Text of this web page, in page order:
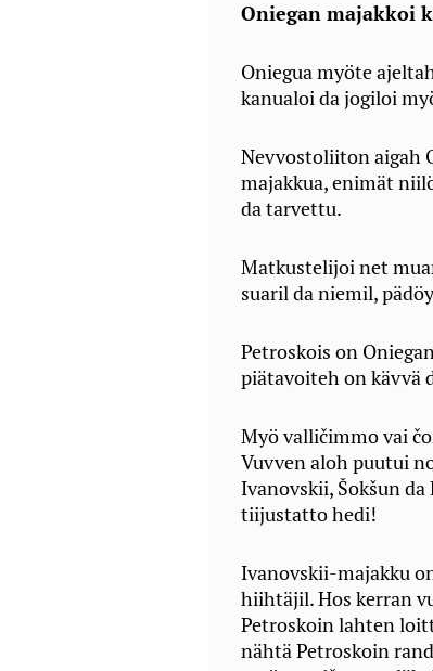
Oniegan majakkoi
Oniegua myöte
kanualoi da jogiloi
Nevvostoliiton aigah
majakkua, enimät
da tarvettu.
Matkustelijoi net
suaril da niemil,
Petroskois on
piätavoiteh on kävvä
Myö valličimmo vai
Vuvven aloh puutui
Ivanovskii, Šokšun
tiijustatto hedi!
Ivanovskii-majakku
hiihtäjil. Hos kerran
Petroskoin lahten
nähtä Petroskoin